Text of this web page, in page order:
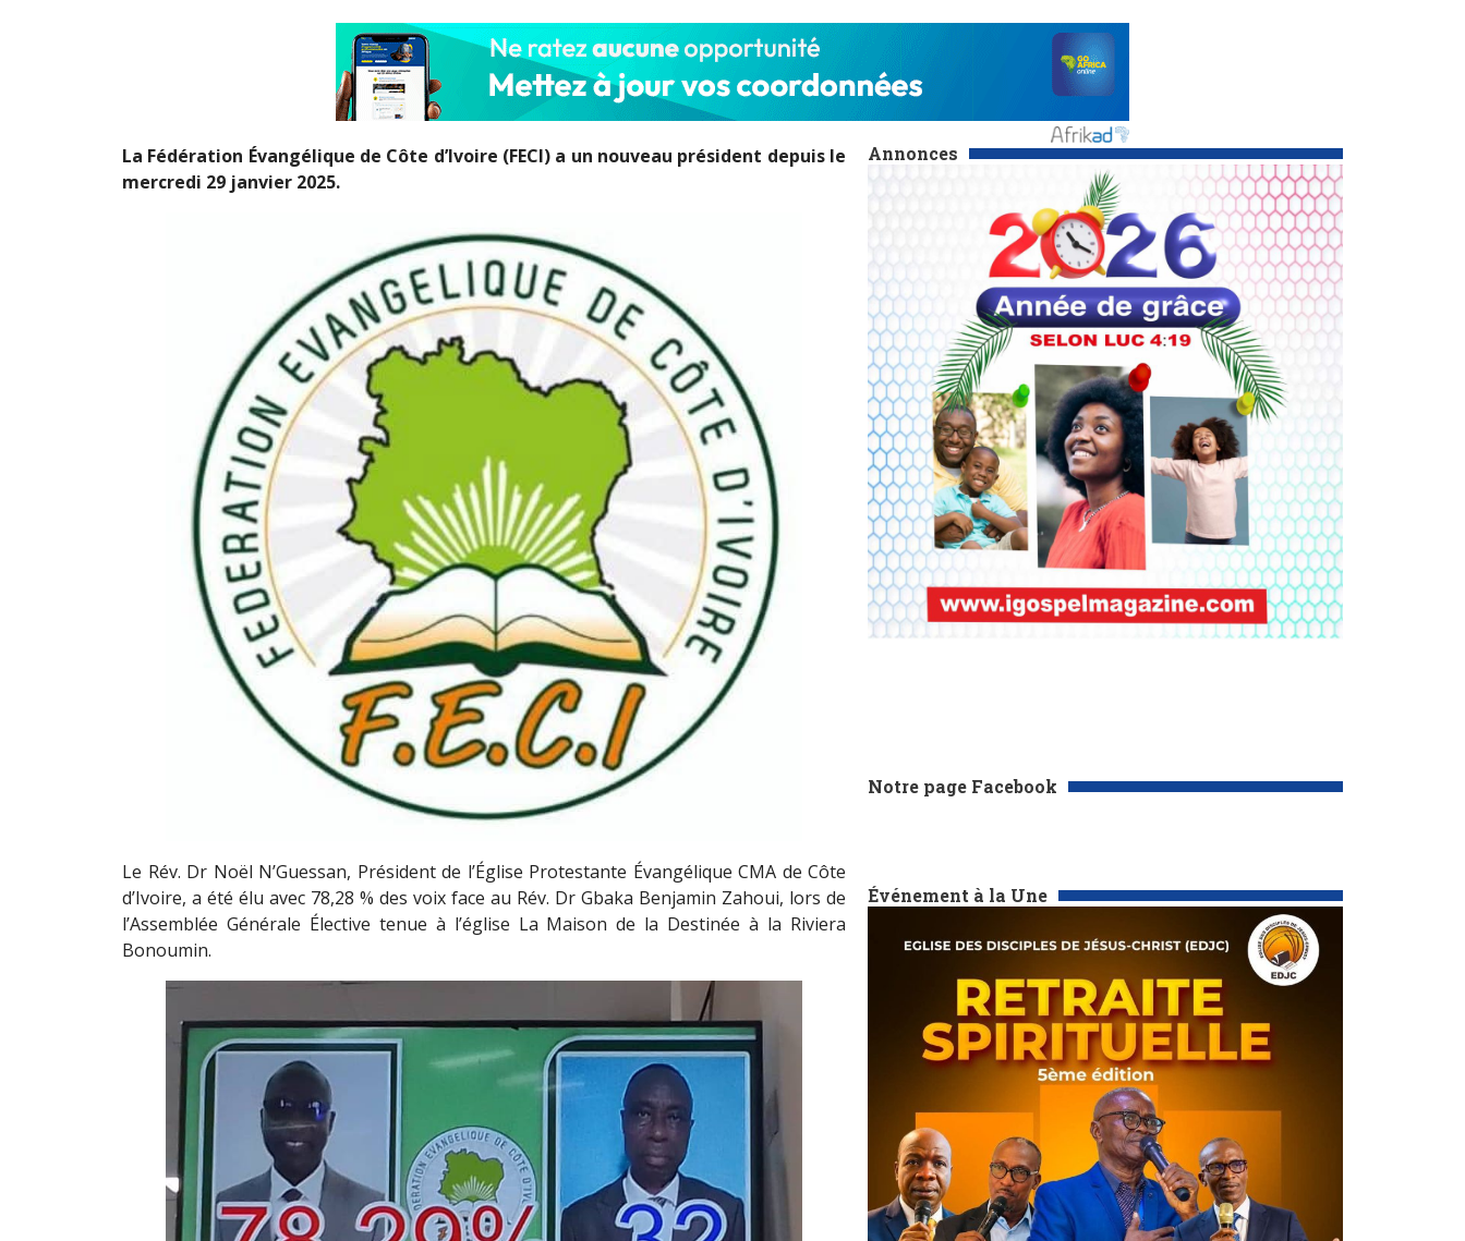
Annonces
Notre page Facebook
Événement à la Une
La Fédération Évangélique de Côte d’Ivoire (FECI) a un nouveau président depuis le
mercredi 29 janvier 2025.
Le Rév. Dr Noël N’Guessan, Président de l’Église Protestante Évangélique CMA de Côte
d’Ivoire, a été élu avec 78,28 % des voix face au Rév. Dr Gbaka Benjamin Zahoui, lors de
l’Assemblée Générale Élective tenue à l’église La Maison de la Destinée à la Riviera
Bonoumin.